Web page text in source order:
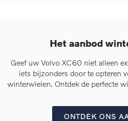
Het aanbod
Geef uw Volvo XC60 niet alleen
iets bijzonders door te opteren
winterwielen. Ontdek de perfecte
ONTDEK ONS